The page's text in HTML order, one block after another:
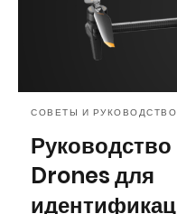
СОВЕТЫ И РУКОВОДСТВО
Drones для